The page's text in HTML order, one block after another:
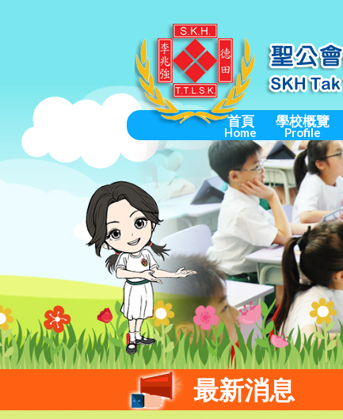
首頁
Home
學校概覽
Profile
最新消息